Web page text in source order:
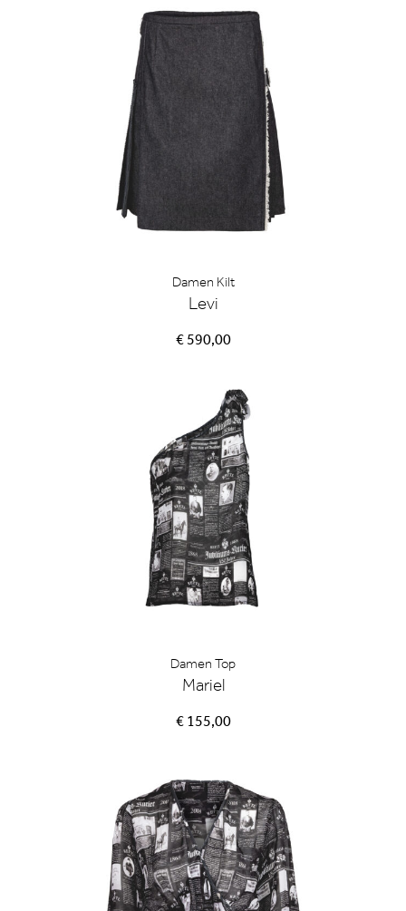
Damen Kilt
Levi
€ 590,00
Damen Top
Mariel
€ 155,00